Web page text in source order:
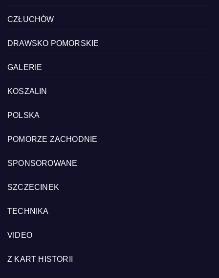
CZŁUCHÓW
DRAWSKO POMORSKIE
GALERIE
KOSZALIN
POLSKA
POMORZE ZACHODNIE
SPONSOROWANE
SZCZECINEK
TECHNIKA
VIDEO
Z KART HISTORII